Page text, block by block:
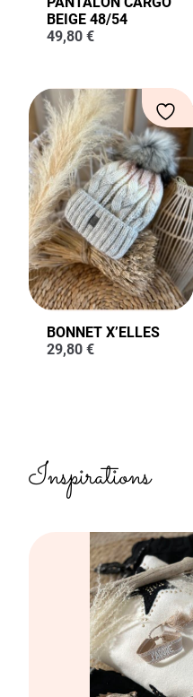
BEIGE 48/54
49,80 €
BONNET X’ELLES
29,80 €
Inspirations